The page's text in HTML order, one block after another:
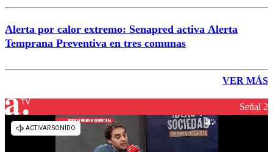
Alerta por calor extremo: Senapred activa Alerta
Temprana Preventiva en tres comunas
VER MÁS
Señal 2